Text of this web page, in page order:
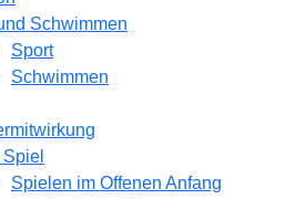
Schwimmen
Sport
Schwimmen
Spielen im Offenen Anfang